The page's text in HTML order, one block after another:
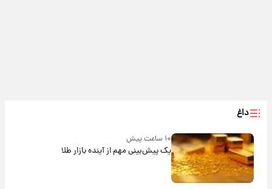
داغ
۱۰ ساعت پیش
یک پیش‌بینی مهم از آینده بازار طلا